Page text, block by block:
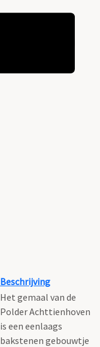
Beschrijving
Het gemaal van de
Polder Achttienhoven
is een eenlaags
bakstenen gebouwtje